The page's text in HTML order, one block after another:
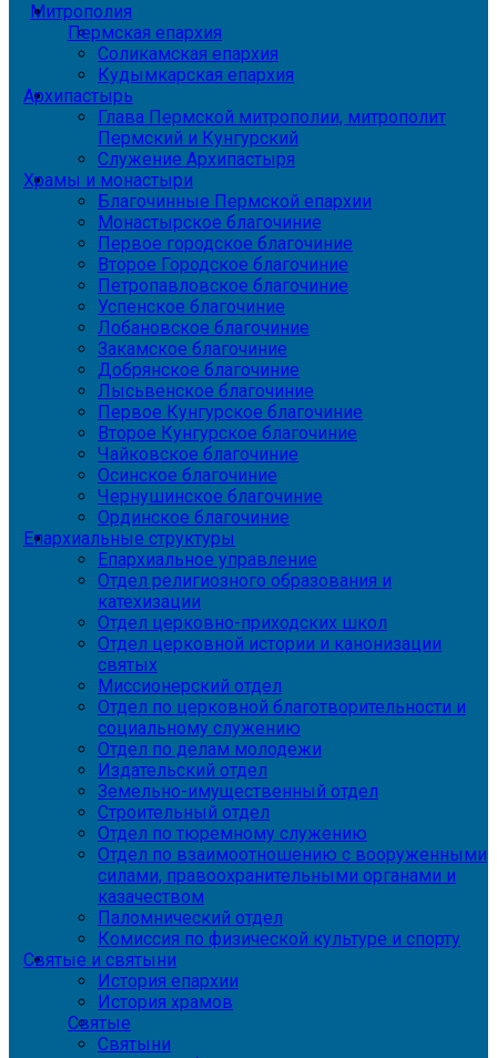
Митрополия
Пермская епархия
Соликамская епархия
Кудымкарская епархия
Архипастырь
Глава Пермской митрополии, митрополит
Пермский и Кунгурский
Служение Архипастыря
Храмы и монастыри
Благочинные Пермской епархии
Монастырское благочиние
Первое городское благочиние
Второе Городское благочиние
Петропавловское благочиние
Успенское благочиние
Лобановское благочиние
Закамское благочиние
Добрянское благочиние
Лысьвенское благочиние
Первое Кунгурское благочиние
Второе Кунгурское благочиние
Чайковское благочиние
Осинское благочиние
Чернушинское благочиние
Ординское благочиние
Епархиальные структуры
Епархиальное управление
Отдел религиозного образования и
катехизации
Отдел церковно-приходских школ
Отдел церковной истории и канонизации
святых
Миссионерский отдел
Отдел по церковной благотворительности и
социальному служению
Отдел по делам молодежи
Издательский отдел
Земельно-имущественный отдел
Строительный отдел
Отдел по тюремному служению
Отдел по взаимоотношению с вооруженными
силами, правоохранительными органами и
казачеством
Паломнический отдел
Комиссия по физической культуре и спорту
Святые и святыни
История епархии
История храмов
Святые
Святыни